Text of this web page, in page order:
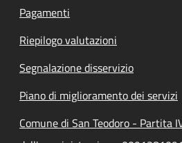
Pagamenti
Riepilogo valutazioni
Segnalazione disservizio
Piano di miglioramento dei servizi
Comune di San Teodoro - Partita